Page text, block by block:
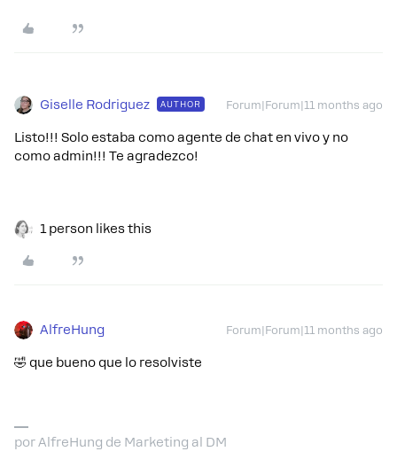
Giselle Rodriguez AUTHOR Forum|Forum|11 months ago
Listo!!! Solo estaba como agente de chat en vivo y no
como admin!!! Te agradezco!
1 person likes this
AlfreHung Forum|Forum|11 months ago
🤣 que bueno que lo resolviste
por AlfreHung de Marketing al DM